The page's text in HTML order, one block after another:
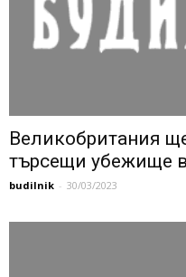
Великобритания
търсещи убежище
budilnik - 30/03/2023